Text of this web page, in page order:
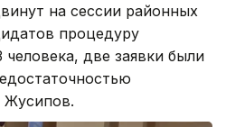
на сессии районных
процедуру
две заявки были
Жусипов.